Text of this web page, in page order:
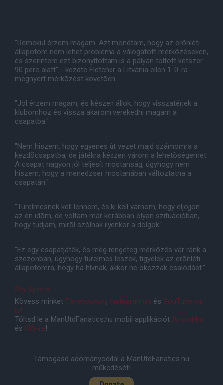
"Remekül érzem magam. Azt mondtam, hogy az erõnléti
állapotom nem lehet probléma a válogatott mérkõzéseken,
és szerintem ezt bizonyítottam is a pályán töltött kétszer
90 perc alatt" - kezdte Fletcher a Litvánia ellen 1-0-ra
megnyert mérkõzést követõen.
"Jól érzem magam, és készen állok, hogy visszatérjek a
klubomhoz és vissza akarom verekedni magam a
csapatba."
"Nem hiszem, hogy egyenes út vezet majd számomra a
kezdõcsapatba, de játékra készen várom a lehetõségemet.
A csapat nagyon jól teljesít mostanság, úgyhogy nem
hiszem, hogy a menedzser mostanában változtatna a
csapatán."
"Türelmesnek kell lennem, és ki kell várnom, hogy eljöjjön
az én idõm, de voltam már korábban olyan szituációban,
hogy tudjam, mirõl szólnak ilyenkor a dolgok."
"Ez egy csapatjáték, és még rengeteg mérkõzés vár ránk a
szezonban, úgyhogy türelmes leszek, figyelek az erõnléti
állapotomra, hogy ha hívnak, akkor ne okozzak csalódást."
Sky Sports
Kövess minket Facebookon, Instagramon és YouTube-on
is!
Töltsd le a ManUtdFanatics.hu mobil applikációt Androidra
és iOS-re!
Támogasd adományoddal a ManUtdFanatics.hu
működését!